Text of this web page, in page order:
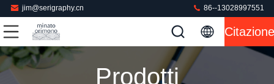
jim@serigraphy.cn 86--13028997551
Citazione
Prodotti